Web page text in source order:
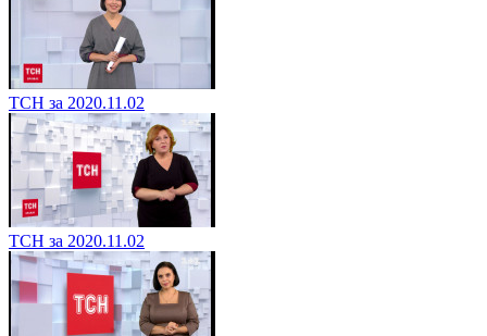
ТСН за 2020.11.02
ТСН за 2020.11.02